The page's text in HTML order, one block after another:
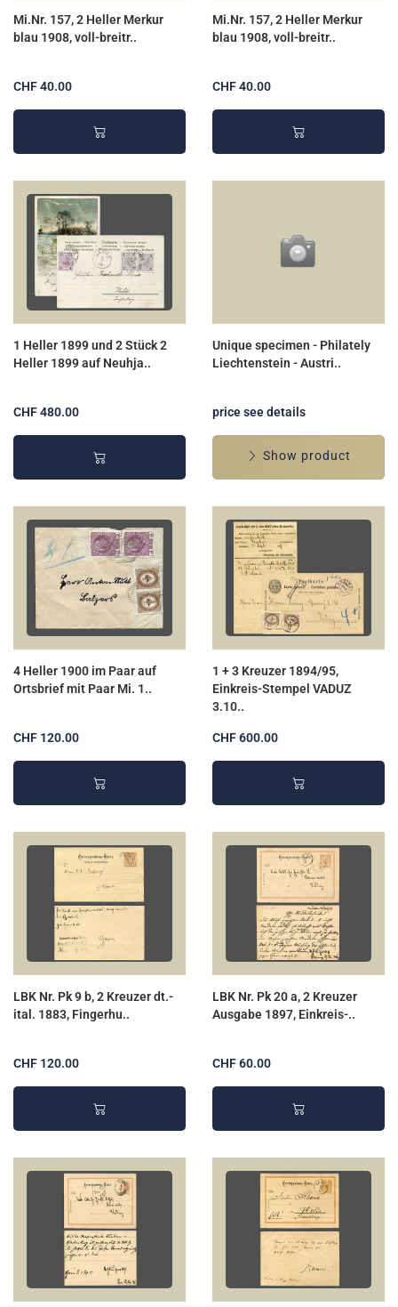
Mi.Nr. 157, 2 Heller Merkur
blau 1908, voll-breitr..
CHF 40.00
Mi.Nr. 157, 2 Heller Merkur
blau 1908, voll-breitr..
CHF 40.00
1 Heller 1899 und 2 Stück 2
Heller 1899 auf Neuhja..
CHF 480.00
Unique specimen - Philately
Liechtenstein - Austri..
price see details
Show product
4 Heller 1900 im Paar auf
Ortsbrief mit Paar Mi. 1..
CHF 120.00
1 + 3 Kreuzer 1894/95,
Einkreis-Stempel VADUZ
3.10..
CHF 600.00
LBK Nr. Pk 9 b, 2 Kreuzer dt.-
ital. 1883, Fingerhu..
CHF 120.00
LBK Nr. Pk 20 a, 2 Kreuzer
Ausgabe 1897, Einkreis-..
CHF 60.00